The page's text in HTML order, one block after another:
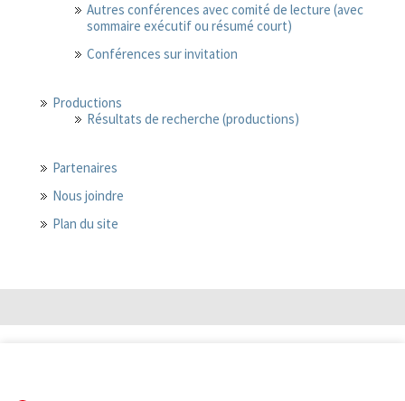
Autres conférences avec comité de lecture (avec
sommaire exécutif ou résumé court)
Conférences sur invitation
Productions
Résultats de recherche (productions)
Partenaires
Nous joindre
Plan du site